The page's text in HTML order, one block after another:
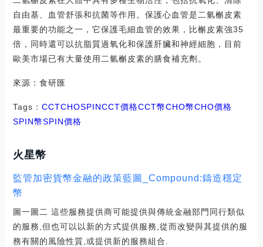
自由基、血管舒張和抗菌等作用。保護心血管是二氫槲皮素
最重要的功能之一，它保護毛細血管的效果，比槲皮素強35
倍，同時還可以抗脂質過氧化和保護肝臟和神經細胞，目前
歐美市場已有大量使用二氫槲皮素的膳食補充劑。
來源：食研匯
Tags： CCTCHOSPINCCT價格CCT幣CHO幣CHO價格
SPIN幣SPIN價格
火星幣
監管加密貨幣金融的政策藍圖_Compound:鑄造穩定
幣
圖一圖二 這些服務提供商可能提供與傳統金融部門同行類似
的服務,但也可以以新的方式提供服務,從而改變與其提供的服
務有關的風險性質,或提供新的服務組合.